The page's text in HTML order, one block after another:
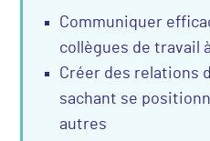
Communiquer
collègues de travail
Créer des relations
sachant se
autres